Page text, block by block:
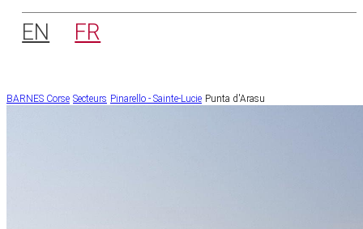
EN FR
BARNES Corse Secteurs Pinarello - Sainte-Lucie Punta d'Arasu